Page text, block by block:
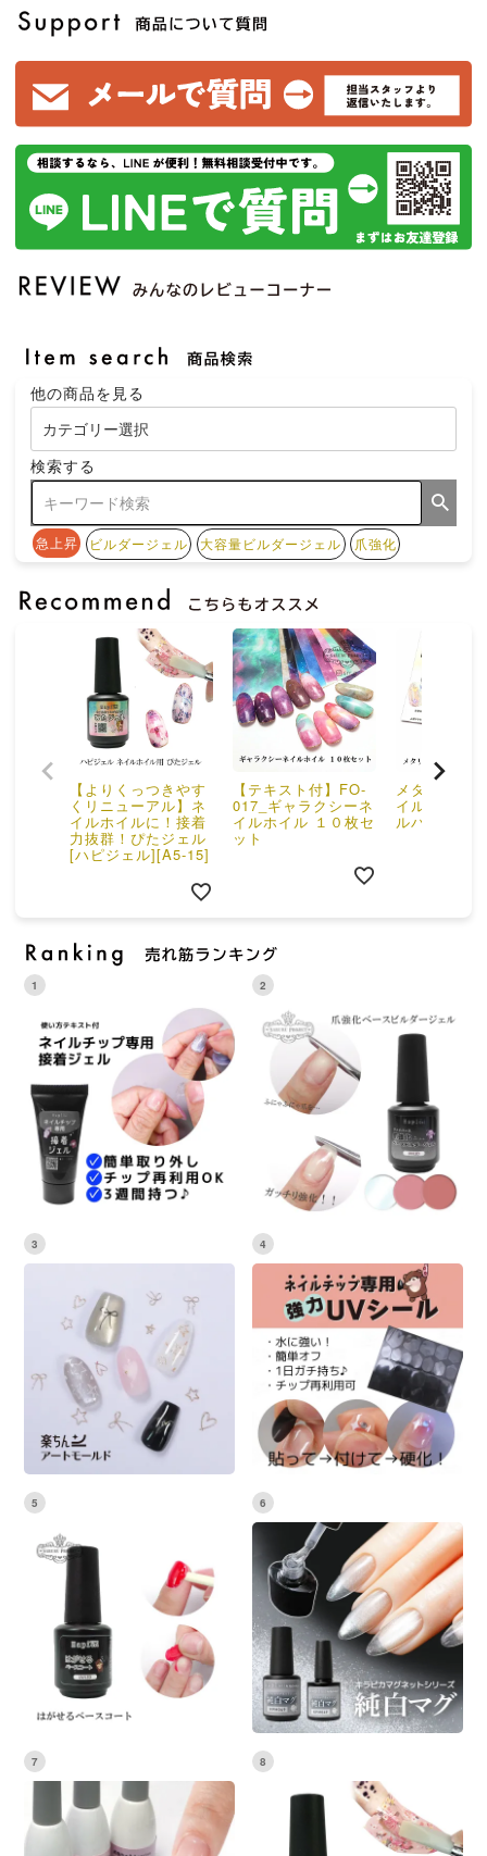
他の商品を見る
検索する
急上昇 ビルダージェル 大容量ビルダージェル 爪強化
【よりくっつきやす
くリニューアル】ネ
イルホイルに！接着
力抜群！ぴたジェル
[ハピジェル][A5-15]
【テキスト付】FO-
017_ギャラクシーネ
イルホイル １０枚セ
ット
メタリック
イル【ゴー
ルバー】
1 2
3 4
5 6
7 8